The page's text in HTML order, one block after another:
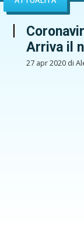
Arriva il
27 apr 2020 di